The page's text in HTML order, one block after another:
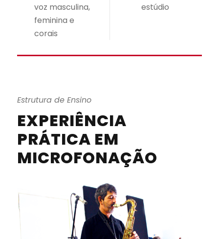
voz masculina,
feminina e
corais
estúdio
Estrutura de Ensino
EXPERIÊNCIA
PRÁTICA EM
MICROFONAÇÃO